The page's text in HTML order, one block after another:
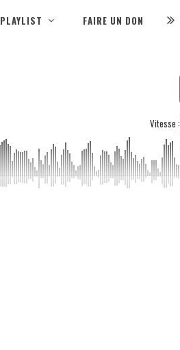
PLAYLIST FAIRE UN DON
Vitesse :